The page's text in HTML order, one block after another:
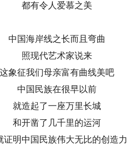
都有令人爱慕之美
中国海岸线之长而且弯曲
照现代艺术家说来
这象征我们母亲富有曲线美吧
中国民族在很早以前
就造起了一座万里长城
和开凿了几千里的运河
证明中国民族伟大无比的创造力